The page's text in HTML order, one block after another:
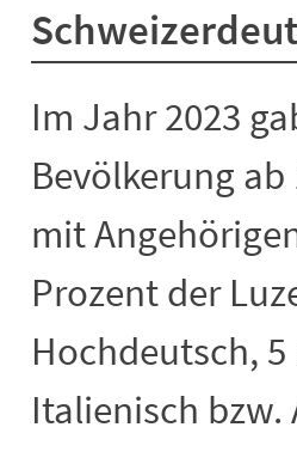
Im Jahr 2023
Bevölkerung
mit
Prozent der
Hochdeutsch,
Italienisch bzw.